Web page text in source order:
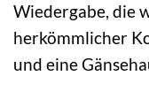
Wiedergabe, die
herkömmlicher
und eine